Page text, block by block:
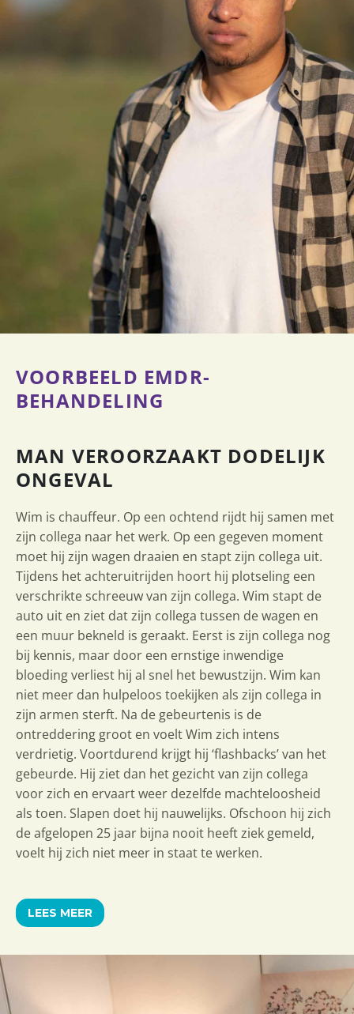
VOORBEELD EMDR-
BEHANDELING
MAN VEROORZAAKT DODELIJK
ONGEVAL
Wim is chauffeur. Op een ochtend rijdt hij samen met
zijn collega naar het werk. Op een gegeven moment
moet hij zijn wagen draaien en stapt zijn collega uit.
Tijdens het achteruitrijden hoort hij plotseling een
verschrikte schreeuw van zijn collega. Wim stapt de
auto uit en ziet dat zijn collega tussen de wagen en
een muur bekneld is geraakt. Eerst is zijn collega nog
bij kennis, maar door een ernstige inwendige
bloeding verliest hij al snel het bewustzijn. Wim kan
niet meer dan hulpeloos toekijken als zijn collega in
zijn armen sterft. Na de gebeurtenis is de
ontreddering groot en voelt Wim zich intens
verdrietig. Voortdurend krijgt hij ‘flashbacks’ van het
gebeurde. Hij ziet dan het gezicht van zijn collega
voor zich en ervaart weer dezelfde machteloosheid
als toen. Slapen doet hij nauwelijks. Ofschoon hij zich
de afgelopen 25 jaar bijna nooit heeft ziek gemeld,
voelt hij zich niet meer in staat te werken.
LEES MEER